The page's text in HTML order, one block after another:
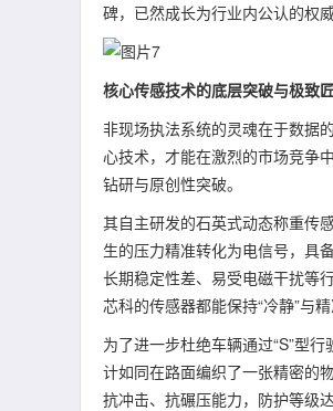
碑，已然成长为行业内公认的权
核心传感技术的底层突破与极致
非现场执法系统的灵魂在于数据
心技术，才能在激烈的市场竞争
钻研与原创性突破。
其自主研发的石英式动态称重传
生的压力精准转化为电信号，具
长期稳定性差、易受电磁干扰等
芯科的传感器都能保持“冷静”与
为了进一步杜绝车辆通过“S”型
计如同在路面编织了一张精密的
抗冲击、抗碾压能力，防护等级